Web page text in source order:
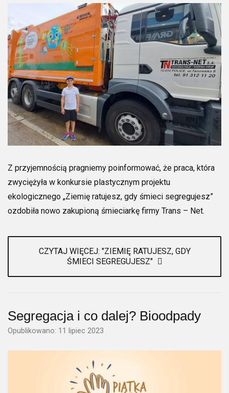
Z przyjemnością pragniemy poinformować, że praca, która
zwyciężyła w konkursie plastycznym projektu
ekologicznego „Ziemię ratujesz, gdy śmieci segregujesz”
ozdobiła nowo zakupioną śmieciarkę firmy Trans – Net.
CZYTAJ WIĘCEJ: "ZIEMIĘ RATUJESZ, GDY
ŚMIECI SEGREGUJESZ"
Segregacja i co dalej? Bioodpady
Opublikowano: 11 lipiec 2023